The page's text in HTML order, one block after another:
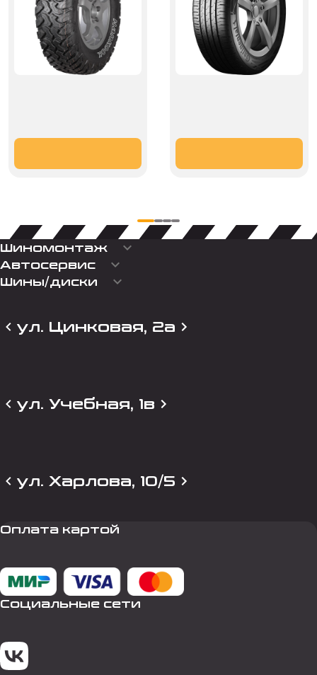
Шиномонтаж keyboard_arrow_down
Автосервис keyboard_arrow_down
Шины/диски keyboard_arrow_down
ул. Цинковая, 2а
ул. Учебная, 1в
ул. Харлова, 10/5
Оплата картой
Социальные сети